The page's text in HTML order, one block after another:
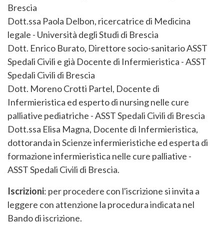
Brescia
Dott.ssa Paola Delbon, ricercatrice di Medicina
legale - Università degli Studi di Brescia
Dott. Enrico Burato, Direttore socio-sanitario ASST
Spedali Civili e già Docente di Infermieristica - ASST
Spedali Civili di Brescia
Dott. Moreno Crotti Partel, Docente di
Infermieristica ed esperto di nursing nelle cure
palliative pediatriche - ASST Spedali Civili di Brescia
Dott.ssa Elisa Magna, Docente di Infermieristica,
dottoranda in Scienze infermieristiche ed esperta di
formazione infermieristica nelle cure palliative -
ASST Spedali Civili di Brescia.
Iscrizioni: per procedere con l'iscrizione si invita a
leggere con attenzione la procedura indicata nel
Bando di iscrizione.